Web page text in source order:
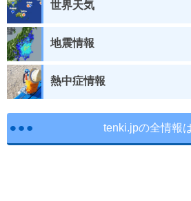
世界天気
地震情報
熱中症情報
tenki.jpの全情報